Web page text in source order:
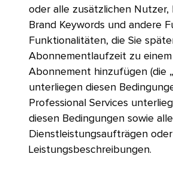
oder alle zusätzlichen Nutzer,
Brand Keywords und andere
Funktionalitäten, die Sie
Abonnementlaufzeit zu
Abonnement hinzufügen (die „
unterliegen diesen
Professional Services
diesen Bedingungen sowie
Dienstleistungsaufträgen oder
Leistungsbeschreibungen.​​